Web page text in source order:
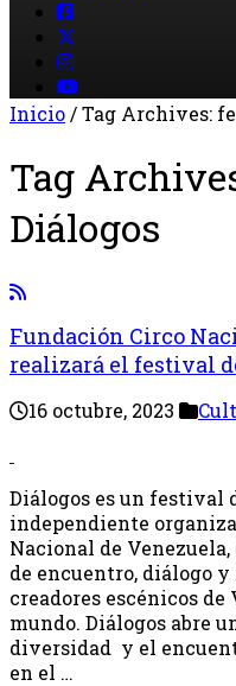
Inicio/Tag Archives:
Tag
Diálogos
Fundación Circo
realizará el festival
16 octubre, 2023
Diálogos es un festival
independiente
Nacional de
de encuentro, diálogo
creadores escénicos
mundo. Diálogos abre
diversidad y el
en el …